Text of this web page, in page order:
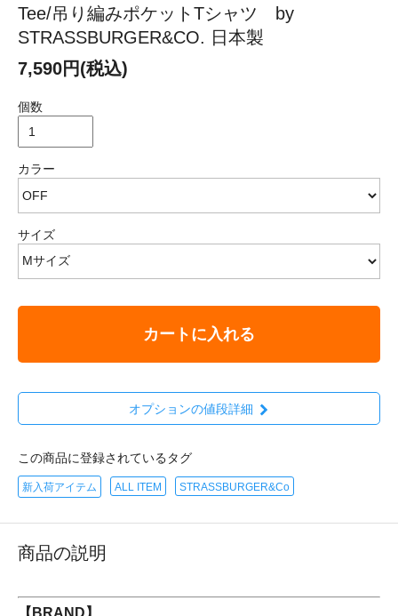
Tee/吊り編みポケットTシャツ by
STRASSBURGER&CO. 日本製
7,590円(税込)
個数
カラー
サイズ
カートに入れる
オプションの値段詳細
この商品に登録されているタグ
新入荷アイテム ALL ITEM STRASSBURGER&Co
商品の説明
【BRAND】